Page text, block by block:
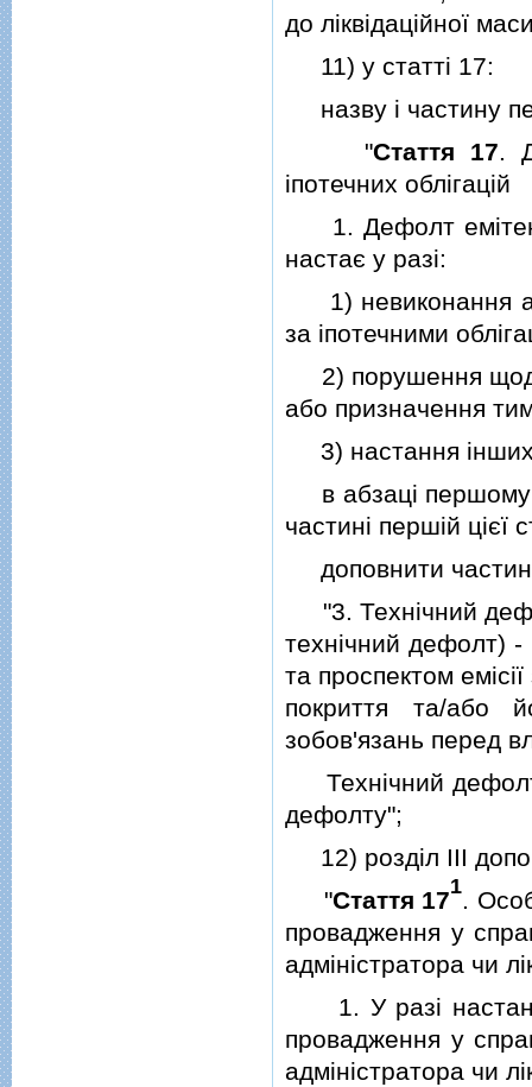
до лiквiдацiйної
11) у статтi 17:
назву i частину
"Стаття 17.
iпотечних облiгацiй
1. Дефолт
настає у разi:
1) невиконання
за iпотечними
2) порушення
або призначення
3) настання iнших
в абзацi першому
частинi першiй цiєї
доповнити
"3. Технiчний
технiчний дефолт)
та проспектом
покриття та/або
зобов'язань перед
Технiчний дефолт
дефолту";
12) роздiл III
"Стаття 171.
провадження у
адмiнiстратора чи
1. У разi
провадження у
адмiнiстратора чи